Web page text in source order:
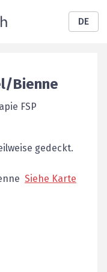
DE
Bienne
FSP
gedeckt.
Siehe Karte